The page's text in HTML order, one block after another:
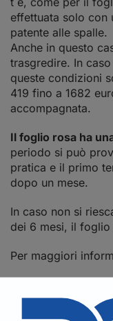
effettuata solo con
patente alle spalle.
Anche in questo
trasgredire. In
queste condizioni
419 fino a 1682
accompagnata.
Il foglio rosa ha
periodo si può
pratica e il primo
dopo un mese.
In caso non si
dei 6 mesi, il foglio
Per maggiori
Torna